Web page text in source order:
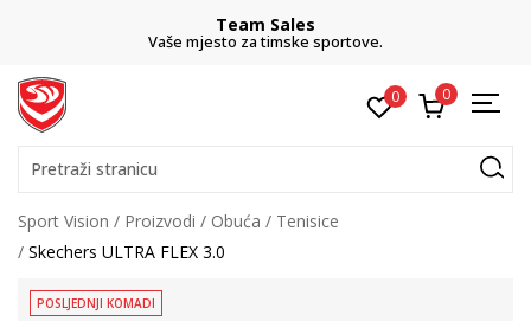
Team Sales
Vaše mjesto za timske sportove.
0 0
Pretraži stranicu
Sport Vision Proizvodi Obuća
Tenisice
Skechers ULTRA FLEX 3.0
POSLJEDNJI KOMADI